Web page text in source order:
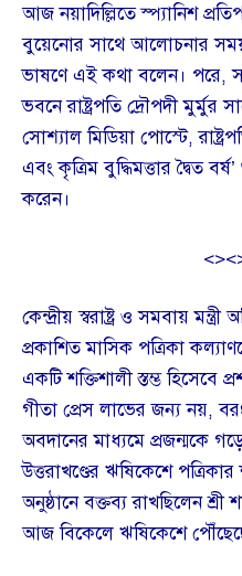
আজ নয়াদিল্লিতে স্প্যানিশ
বুয়েনোর সাথে আলোচনার
ভাষণে এই কথা বলেন। পরে,
ভবনে রাষ্ট্রপতি দ্রৌপদী মুর্মুর
সোশ্যাল মিডিয়া পোস্টে,
এবং কৃত্রিম বুদ্ধিমত্তার দ্বৈত
করেন।
কেন্দ্রীয় স্বরাষ্ট্র ও সমবায়
প্রকাশিত মাসিক পত্রিকা
একটি শক্তিশালী স্তম্ভ হিসেবে
গীতা প্রেস লাভের জন্য নয়,
অবদানের মাধ্যমে প্রজন্মকে
উত্তরাখণ্ডের ঋষিকেশে
অনুষ্ঠানে বক্তব্য রাখছিলেন শ্রী
আজ বিকেলে ঋষিকেশে পৌঁছেছেন